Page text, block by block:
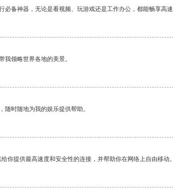
必备神器，无论是看视频、玩游戏还是工作办公，都能畅享高
我领略世界各地的美景。
随时随地为我的娱乐提供帮助。
你提供最高速度和安全性的连接，并帮助你在网络上自由移动。